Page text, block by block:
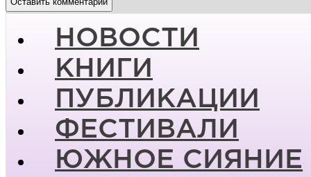
НОВОСТИ
КНИГИ
ПУБЛИКАЦИИ
ФЕСТИВАЛИ
ЮЖНОЕ СИЯНИЕ